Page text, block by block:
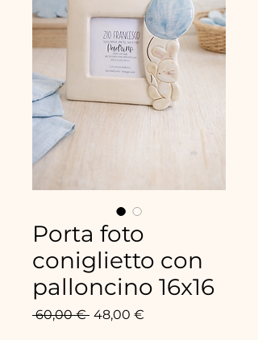
Porta foto
coniglietto con
palloncino 16x16
60,00 € Standardpreis
48,00 €